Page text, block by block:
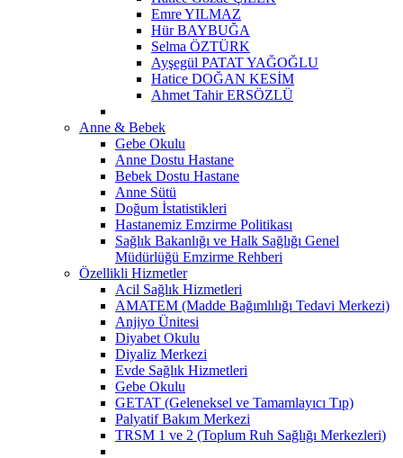
Emre YILMAZ
Hür BAYBUĞA
Selma ÖZTÜRK
Ayşegül PATAT YAĞOĞLU
Hatice DOĞAN KESİM
Ahmet Tahir ERSÖZLÜ
Anne & Bebek
Gebe Okulu
Anne Dostu Hastane
Bebek Dostu Hastane
Anne Sütü
Doğum İstatistikleri
Hastanemiz Emzirme Politikası
Sağlık Bakanlığı ve Halk Sağlığı Genel
Müdürlüğü Emzirme Rehberi
Özellikli Hizmetler
Acil Sağlık Hizmetleri
AMATEM (Madde Bağımlılığı Tedavi Merkezi)
Anjiyo Ünitesi
Diyabet Okulu
Diyaliz Merkezi
Evde Sağlık Hizmetleri
Gebe Okulu
GETAT (Geleneksel ve Tamamlayıcı Tıp)
Palyatif Bakım Merkezi
TRSM 1 ve 2 (Toplum Ruh Sağlığı Merkezleri)